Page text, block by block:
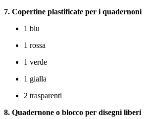
7. Copertine plastificate per i quadernoni
1 blu
1 rossa
1 verde
1 gialla
2 trasparenti
8. Quadernone o blocco per disegni liberi